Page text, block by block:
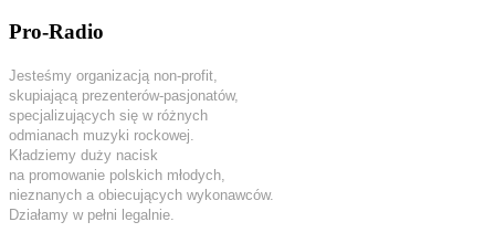
Pro-Radio
Jesteśmy organizacją non-profit,
skupiającą prezenterów-pasjonatów,
specjalizujących się w różnych
odmianach muzyki rockowej.
Kładziemy duży nacisk
na promowanie polskich młodych,
nieznanych a obiecujących wykonawców.
Działamy w pełni legalnie.